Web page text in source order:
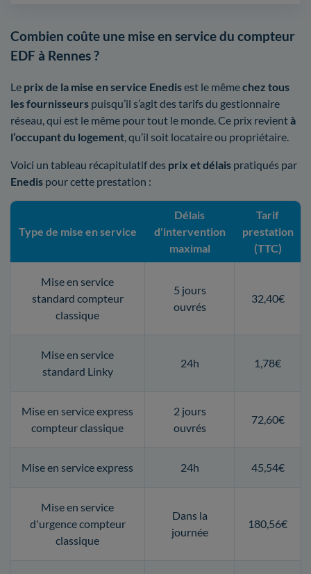
Combien coûte une mise en service du compteur
EDF à Rennes ?
Le prix de la mise en service Enedisest le mêmechez tous
les fournisseurs puisqu’il s’agit des tarifs du gestionnaire
réseau, qui est le même pour tout le monde. Ce prix revientà
l’occupant du logement, qu’il soit locataire ou propriétaire.
Voici un tableau récapitulatif des prix et délais pratiqués par
Enedis pour cette prestation :
Type de mise en service
Délais
d'intervention
maximal
Tarif
prestation
(TTC)
Mise en service
standard compteur
classique
5 jours
ouvrés
32,40€
Mise en service
standard Linky
24h 1,78€
Mise en service express
compteur classique
2 jours
ouvrés
72,60€
Mise en service express 24h 45,54€
Mise en service
d'urgence compteur
classique
Dans la
journée
180,56€